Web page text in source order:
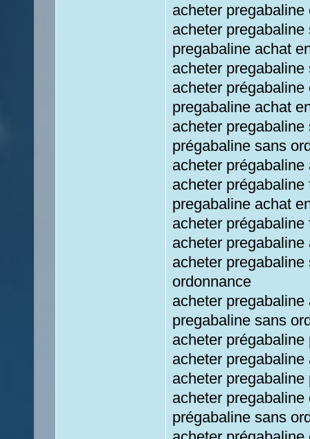
acheter
acheter
pregabaline achat
acheter
acheter
pregabaline achat
acheter
prégabaline sans
acheter
acheter
pregabaline achat
acheter
acheter
acheter
ordonnance
acheter
pregabaline sans
acheter
acheter
acheter
acheter
prégabaline sans